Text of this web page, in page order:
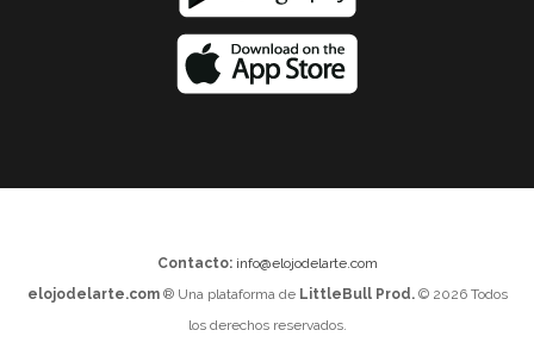
Contacto: info@elojodelarte.com
elojodelarte.com® Una plataforma de LittleBull Prod.© 2026 Todos
los derechos reservados.